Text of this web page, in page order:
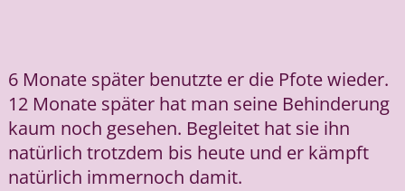
6 Monate später benutzte er die Pfote wieder.
12 Monate später hat man seine Behinderung
kaum noch gesehen. Begleitet hat sie ihn
natürlich trotzdem bis heute und er kämpft
natürlich immernoch damit.